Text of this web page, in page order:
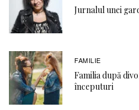
Jurnalul unei
FAMILIE
Familia după
începuturi